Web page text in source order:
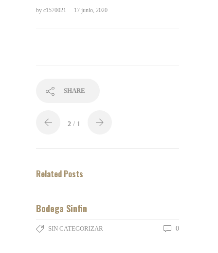
by c1570021 17 junio, 2020
SHARE
2 / 1
Related Posts
Bodega Sinfin
SIN CATEGORIZAR 0